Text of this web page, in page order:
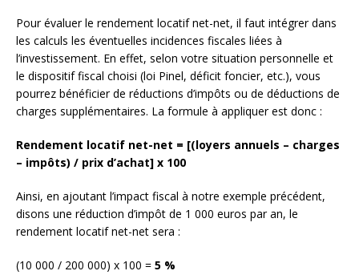
Pour évaluer le rendement locatif net-net, il faut intégrer dans
les calculs les éventuelles incidences fiscales liées à
l’investissement. En effet, selon votre situation personnelle et
le dispositif fiscal choisi (loi Pinel, déficit foncier, etc.), vous
pourrez bénéficier de réductions d’impôts ou de déductions de
charges supplémentaires. La formule à appliquer est donc :
Rendement locatif net-net = [(loyers annuels – charges
– impôts) / prix d’achat] x 100
Ainsi, en ajoutant l’impact fiscal à notre exemple précédent,
disons une réduction d’impôt de 1 000 euros par an, le
rendement locatif net-net sera :
(10 000 / 200 000) x 100 = 5 %